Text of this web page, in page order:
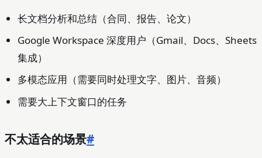
长文档分析和总结（合同、报告、论文）
Google Workspace 深度用户（Gmail、Docs、Sheets
集成）
多模态应用（需要同时处理文字、图片、音频）
需要大上下文窗口的任务
不太适合的场景#